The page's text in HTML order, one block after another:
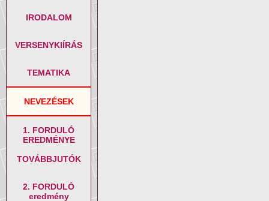
IRODALOM
VERSENYKIÍRÁS
TEMATIKA
NEVEZÉSEK
1. FORDULÓ
EREDMÉNYE
TOVÁBBJUTÓK
2. FORDULÓ
eredmény